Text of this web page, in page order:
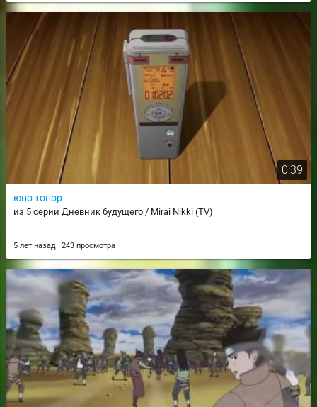
0:39
юно топор
из 5 серии Дневник будущего / Mirai Nikki (TV)
5 лет назад 243 просмотра